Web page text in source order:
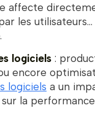
affecte
les
logiciels :
encore
logiciels a un
la